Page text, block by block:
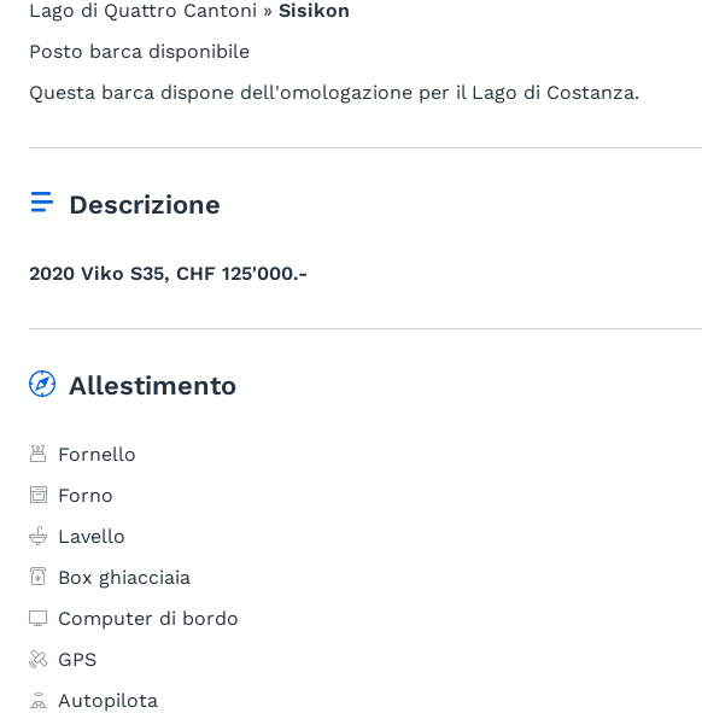
Lago di Quattro Cantoni » Sisikon
Posto barca disponibile
Questa barca dispone dell'omologazione per il Lago di Costanza.
Descrizione
2020 Viko S35, CHF 125'000.-
Allestimento
Fornello
Forno
Lavello
Box ghiacciaia
Computer di bordo
GPS
Autopilota